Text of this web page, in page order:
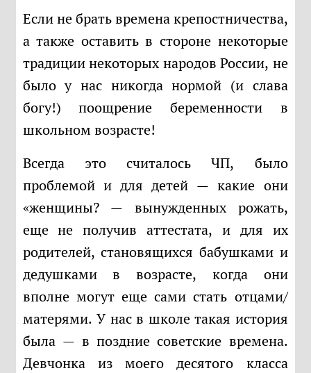
Если не брать времена крепостничества,
а также оставить в стороне некоторые
традиции некоторых народов России, не
было у нас никогда нормой (и слава
богу!) поощрение беременности в
школьном возрасте!
Всегда это считалось ЧП, было
проблемой и для детей — какие они
«женщины? — вынужденных рожать,
еще не получив аттестата, и для их
родителей, становящихся бабушками и
дедушками в возрасте, когда они
вполне могут еще сами стать отцами/
матерями. У нас в школе такая история
была — в поздние советские времена.
Девчонка из моего десятого класса